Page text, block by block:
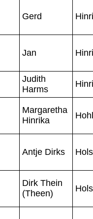
Gerd
Jan
Judith
Harms
Margaretha
Hinrika
Antje Dirks
Dirk Thein
(Theen)